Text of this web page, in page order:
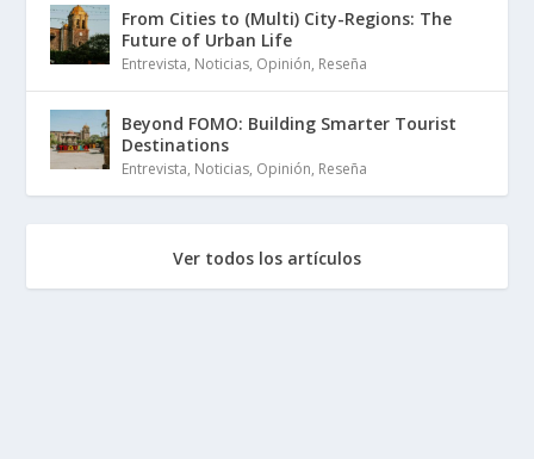
From Cities to (Multi) City-Regions: The
Future of Urban Life
Entrevista, Noticias, Opinión, Reseña
Beyond FOMO: Building Smarter Tourist
Destinations
Entrevista, Noticias, Opinión, Reseña
Ver todos los artículos